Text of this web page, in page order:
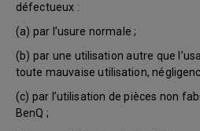
défectueux :
(a) par l’usure normale ;
(b) par une utilisation autre que
toute mauvaise utilisation,
(c) par l’utilisation de pièces non
BenQ ;